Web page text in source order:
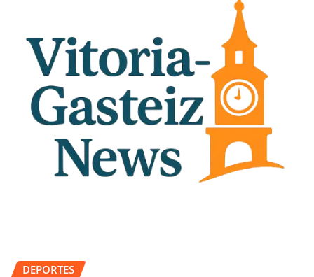
DEPORTES